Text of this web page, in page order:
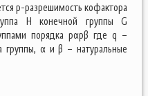
p-разрешимость кофактора
H конечной группы G
порядка pαpβ где q –
группы, α и β – натуральные